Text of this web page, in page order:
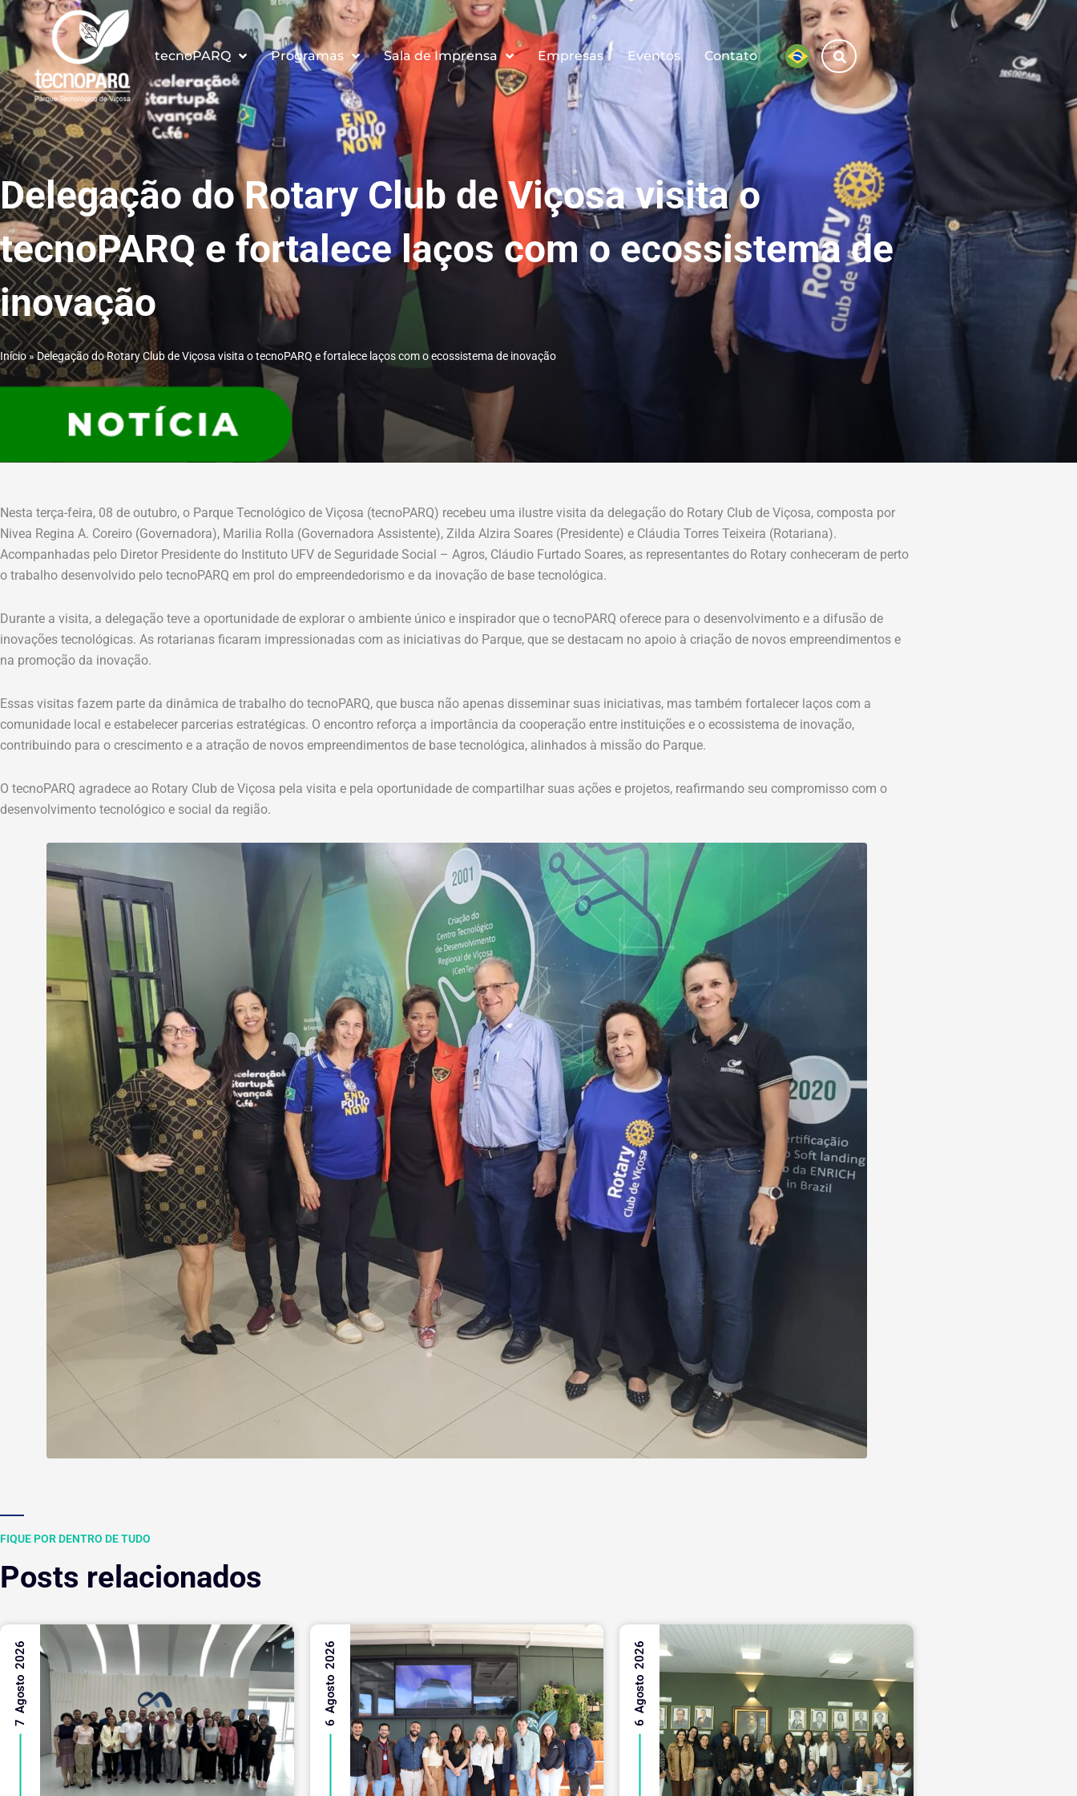
Ir
para
conteúdo
tecnoPARQ Programas Sala de Imprensa Empresas Eventos Contato
Delegação do Rotary Club de Viçosa visita o
tecnoPARQ e fortalece laços com o ecossistema de
inovação
Início»Delegação do Rotary Club de Viçosa visita o tecnoPARQ e fortalece laços com o ecossistema de inovação
Nesta terça-feira, 08 de outubro, o Parque Tecnológico de Viçosa (tecnoPARQ) recebeu uma ilustre visita da delegação do Rotary Club de Viçosa, composta por
Nivea Regina A. Coreiro (Governadora), Marilia Rolla (Governadora Assistente), Zilda Alzira Soares (Presidente) e Cláudia Torres Teixeira (Rotariana).
Acompanhadas pelo Diretor Presidente do Instituto UFV de Seguridade Social – Agros, Cláudio Furtado Soares, as representantes do Rotary conheceram de perto
o trabalho desenvolvido pelo tecnoPARQ em prol do empreendedorismo e da inovação de base tecnológica.
Durante a visita, a delegação teve a oportunidade de explorar o ambiente único e inspirador que o tecnoPARQ oferece para o desenvolvimento e a difusão de
inovações tecnológicas. As rotarianas ficaram impressionadas com as iniciativas do Parque, que se destacam no apoio à criação de novos empreendimentos e
na promoção da inovação.
Essas visitas fazem parte da dinâmica de trabalho do tecnoPARQ, que busca não apenas disseminar suas iniciativas, mas também fortalecer laços com a
comunidade local e estabelecer parcerias estratégicas. O encontro reforça a importância da cooperação entre instituições e o ecossistema de inovação,
contribuindo para o crescimento e a atração de novos empreendimentos de base tecnológica, alinhados à missão do Parque.
O tecnoPARQ agradece ao Rotary Club de Viçosa pela visita e pela oportunidade de compartilhar suas ações e projetos, reafirmando seu compromisso com o
desenvolvimento tecnológico e social da região.
FIQUE POR DENTRO DE TUDO
Posts relacionados
7 Agosto 2026 6 Agosto 2026 6 Agosto 2026